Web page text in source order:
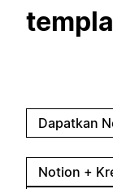
Dapatkan
Notion +